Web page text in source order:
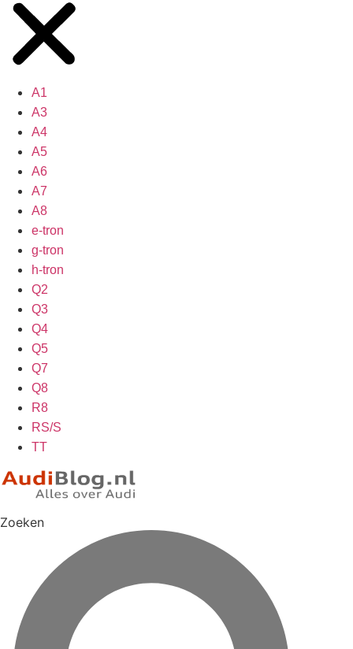
A1
A3
A4
A5
A6
A7
A8
e-tron
g-tron
h-tron
Q2
Q3
Q4
Q5
Q7
Q8
R8
RS/S
TT
Zoeken